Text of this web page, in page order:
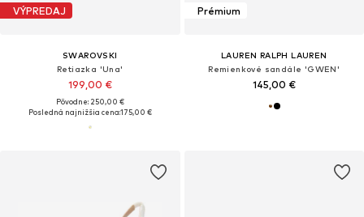
VÝPREDAJ
SWAROVSKI
Retiazka 'Una'
199,00 €
Pôvodne: 250,00 €
Posledná najnižšia cena:175,00 €
Prémium
LAUREN RALPH LAUREN
Remienkové sandále 'GWEN'
145,00 €